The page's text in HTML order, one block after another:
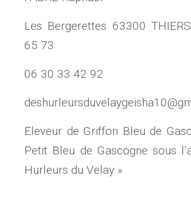
Les Bergerettes 63300
65 73
06 30 33 42 92
Eleveur de Griffon Bleu de
Petit Bleu de Gascogne sous
Hurleurs du Velay »